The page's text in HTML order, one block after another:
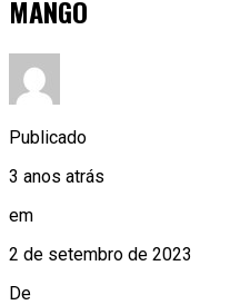
MANGO
Publicado
3 anos atrás
em
2 de setembro de 2023
De